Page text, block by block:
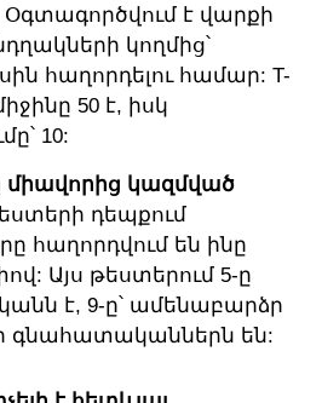
Օգտագործվում է վարքի
կողմից՝
հաղորդելու համար: T-
50 է, իսկ
10:
կազմված
դեպքում
հաղորդվում են ինը
Այս թեստերում 5-ը
է, 9-ը՝ ամենաբարձր
գնահատականներն են: